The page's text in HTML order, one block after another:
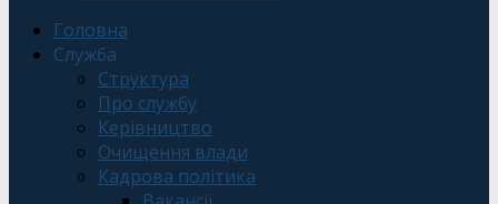
Головна
Служба
Структура
Про службу
Керівництво
Очищення влади
Кадрова політика